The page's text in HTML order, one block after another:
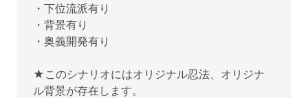
・下位流派有り
・背景有り
・奥義開発有り
★このシナリオにはオリジナル忍法、オリジナ
ル背景が存在します。